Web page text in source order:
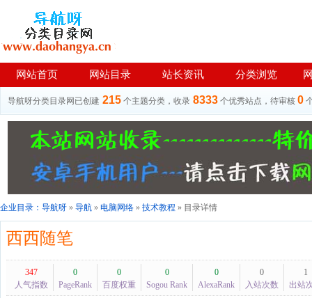
网站首页 网站目录 站长资讯 分类浏览
导航呀分类目录网已创建 215 个主题分类，收录 8333 个优秀站点，待审核 0
企业目录： 导航呀 » 导航 » 电脑网络 » 技术教程 » 目录详情
西西随笔
347
人气指数
0
PageRank
0
百度权重
0
Sogou Rank
0
AlexaRank
0
入站次数
1
出站